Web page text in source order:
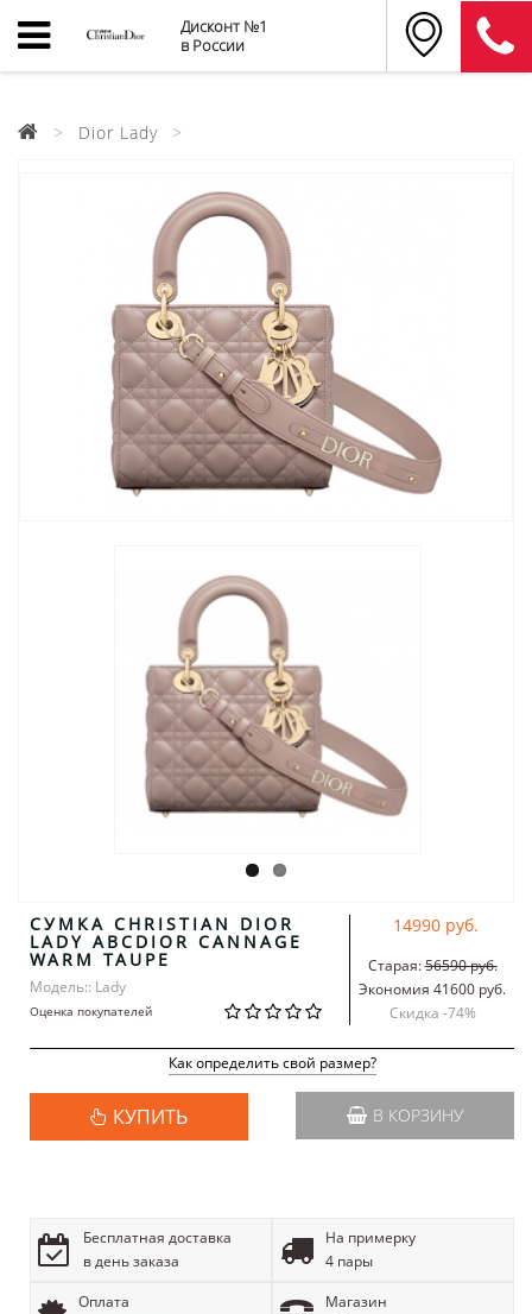
Дисконт №1
в России
Dior Lady
СУМКА CHRISTIAN DIOR
LADY ABCDIOR CANNAGE
WARM TAUPE
Модель:: Lady
Оценка покупателей
14990 руб.
Старая:56590 руб.
Экономия 41600 руб.
Скидка -74%
Как определить свой размер?
КУПИТЬ В КОРЗИНУ
Бесплатная доставка
в день заказа
На примерку
4 пары
Оплата
Магазин